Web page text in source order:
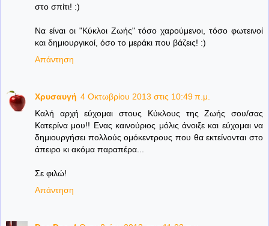
στο σπίτι! :)
Να είναι οι "Κύκλοι Ζωής" τόσο χαρούμενοι, τόσο φωτεινοί
και δημιουργικοί, όσο το μεράκι που βάζεις! :)
Απάντηση
Χρυσαυγή 4 Οκτωβρίου 2013 στις 10:49 π.μ.
Καλή αρχή εύχομαι στους Κύκλους της Ζωής σου/σας
Κατερίνα μου!! Ενας καινούριος μόλις άνοιξε και εύχομαι να
δημιουργήσει πολλούς ομόκεντρους που θα εκτείνονται στο
άπειρο κι ακόμα παραπέρα...
Σε φιλώ!
Απάντηση